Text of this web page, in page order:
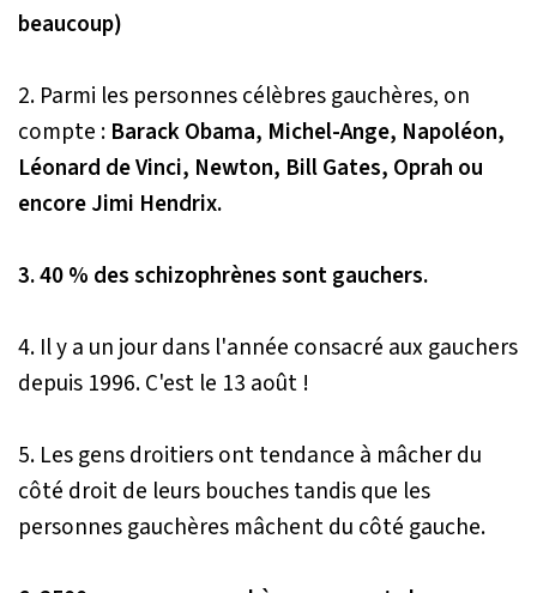
beaucoup)
2. Parmi les personnes célèbres gauchères, on
compte : Barack Obama, Michel-Ange, Napoléon,
Léonard de Vinci, Newton, Bill Gates, Oprah ou
encore Jimi Hendrix.
3. 40 % des schizophrènes sont gauchers.
4. Il y a un jour dans l'année consacré aux gauchers
depuis 1996. C'est le 13 août !
5. Les gens droitiers ont tendance à mâcher du
côté droit de leurs bouches tandis que les
personnes gauchères mâchent du côté gauche.